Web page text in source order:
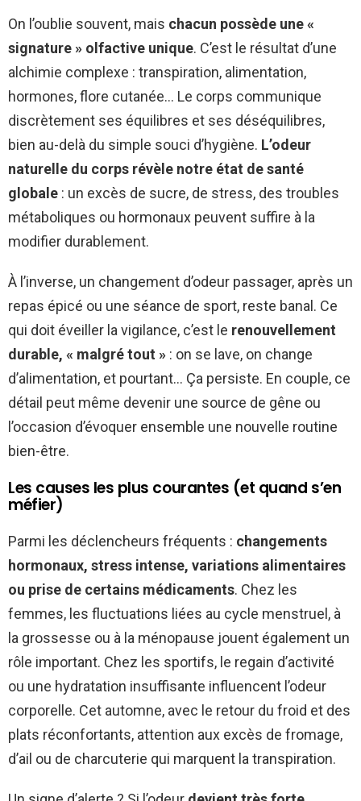
On l’oublie souvent, mais chacun possède une «
signature » olfactive unique. C’est le résultat d’une
alchimie complexe : transpiration, alimentation,
hormones, flore cutanée… Le corps communique
discrètement ses équilibres et ses déséquilibres,
bien au-delà du simple souci d’hygiène. L’odeur
naturelle du corps révèle notre état de santé
globale : un excès de sucre, de stress, des troubles
métaboliques ou hormonaux peuvent suffire à la
modifier durablement.
À l’inverse, un changement d’odeur passager, après un
repas épicé ou une séance de sport, reste banal. Ce
qui doit éveiller la vigilance, c’est le renouvellement
durable, « malgré tout » : on se lave, on change
d’alimentation, et pourtant… Ça persiste. En couple, ce
détail peut même devenir une source de gêne ou
l’occasion d’évoquer ensemble une nouvelle routine
bien-être.
Les causes les plus courantes (et quand s’en
méfier)
Parmi les déclencheurs fréquents : changements
hormonaux, stress intense, variations alimentaires
ou prise de certains médicaments. Chez les
femmes, les fluctuations liées au cycle menstruel, à
la grossesse ou à la ménopause jouent également un
rôle important. Chez les sportifs, le regain d’activité
ou une hydratation insuffisante influencent l’odeur
corporelle. Cet automne, avec le retour du froid et des
plats réconfortants, attention aux excès de fromage,
d’ail ou de charcuterie qui marquent la transpiration.